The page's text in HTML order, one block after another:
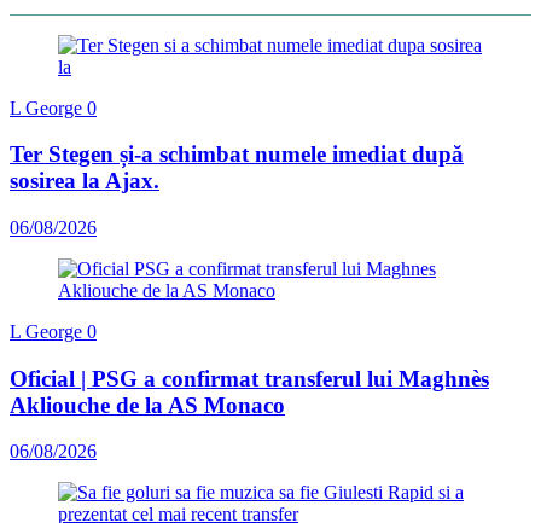
L George 0
Ter Stegen și-a schimbat numele imediat după
sosirea la Ajax.
06/08/2026
L George 0
Oficial | PSG a confirmat transferul lui Maghnès
Akliouche de la AS Monaco
06/08/2026